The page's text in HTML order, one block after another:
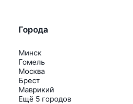
Города
Минск
Гомель
Москва
Брест
Маврикий
Ещё 5 городов